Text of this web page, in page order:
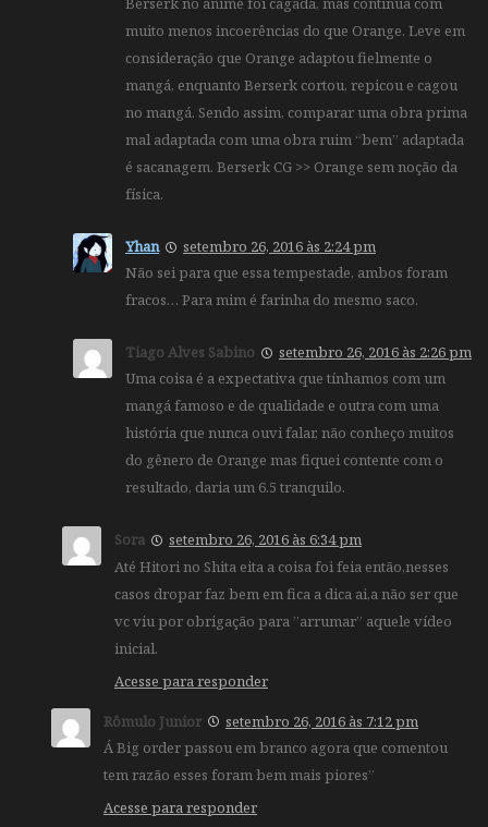
muito menos incoerências do que Orange. Leve em
consideração que Orange adaptou fielmente o
mangá, enquanto Berserk cortou, repicou e cagou
no mangá. Sendo assim, comparar uma obra prima
mal adaptada com uma obra ruim “bem” adaptada
é sacanagem. Berserk CG >> Orange sem noção da
física.
Yhan
setembro 26, 2016 às 2:24 pm
Não sei para que essa tempestade, ambos foram
fracos… Para mim é farinha do mesmo saco.
Tiago Alves Sabino
setembro 26, 2016 às 2:26 pm
Uma coisa é a expectativa que tínhamos com um
mangá famoso e de qualidade e outra com uma
história que nunca ouvi falar, não conheço muitos
do gênero de Orange mas fiquei contente com o
resultado, daria um 6.5 tranquilo.
Sora
setembro 26, 2016 às 6:34 pm
Até Hitori no Shita eita a coisa foi feia então,nesses
casos dropar faz bem em fica a dica ai,a não ser que
vc viu por obrigação para ”arrumar” aquele vídeo
inicial.
Acesse para responder
Rômulo Junior
setembro 26, 2016 às 7:12 pm
Á Big order passou em branco agora que comentou
tem razão esses foram bem mais piores”
Acesse para responder